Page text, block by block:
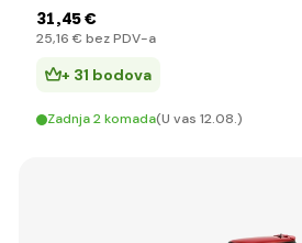
31,45 €
25,16 € bez PDV-a
+ 31 bodova
Zadnja 2 komada(U vas 12.08.)